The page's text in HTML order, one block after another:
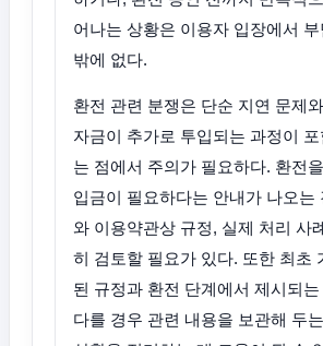
어나는 상황은 이용자 입장에서
밖에 없다.
환전 관련 분쟁은 단순 지연 문제
자금이 추가로 투입되는 과정이
는 점에서 주의가 필요하다. 환전
입금이 필요하다는 안내가 나오는
와 이용약관상 규정, 실제 처리 사
히 검토할 필요가 있다. 또한 최초
된 규정과 환전 단계에서 제시되
다를 경우 관련 내용을 보관해 두